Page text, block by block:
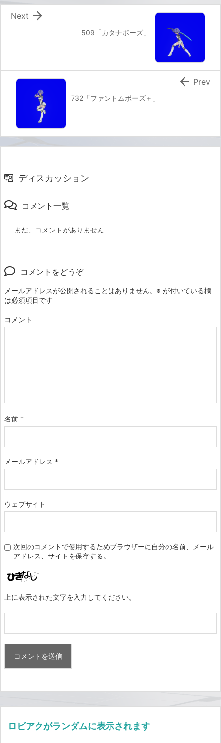
509「カタナポーズ」

Next
732「ファントムポーズ＋」
 Prev
ディスカッション
コメント一覧
まだ、コメントがありません
コメントをどうぞ
メールアドレスが公開されることはありません。 ※ が付いている欄
は必須項目です
コメント
名前 *
メールアドレス *
ウェブサイト
次回のコメントで使用するためブラウザーに自分の名前、メール
アドレス、サイトを保存する。
上に表示された文字を入力してください。
ロビアクがランダムに表示されます